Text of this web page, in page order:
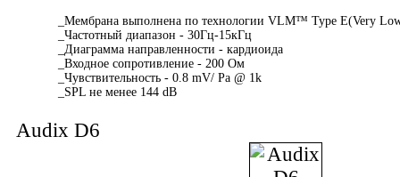
_Мембрана выполнена по технологии VLM™ Type E(Very
_Частотный диапазон - 30Гц-15кГц
_Диаграмма направленности - кардиоида
_Входное сопротивление - 200 Ом
_Чувствительность - 0.8 mV/ Pa @ 1k
_SPL не менее 144 dB
Audix D6